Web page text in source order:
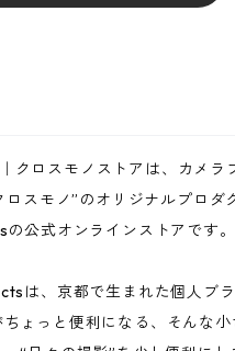
クロスモノストアは、カメラ
ロスモノ”のオリジナルプロダ
公式オンラインストアです。
は、京都で生まれた個人ブ
ょっと便利になる、そんな小